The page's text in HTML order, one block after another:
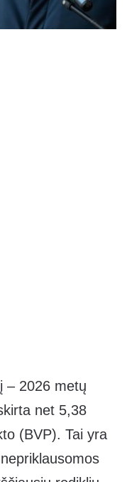
– 2026 metų
net 5,38
(BVP). Tai yra